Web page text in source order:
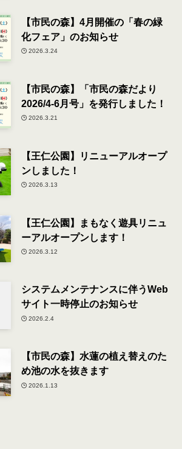
【市民の森】4月開催の「春の緑
化フェア」のお知らせ
2026.3.24
【市民の森】「市民の森だより
2026/4-6月号」を発行しました！
2026.3.21
【王仁公園】リニューアルオープ
ンしました！
2026.3.13
【王仁公園】まもなく遊具リニュ
ーアルオープンします！
2026.3.12
システムメンテナンスに伴うWeb
サイト一時停止のお知らせ
2026.2.4
【市民の森】水蓮の植え替えのた
め池の水を抜きます
2026.1.13